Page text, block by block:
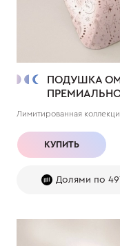
ПОДУШКА
Лимитированная
КУПИТЬ
Долями по